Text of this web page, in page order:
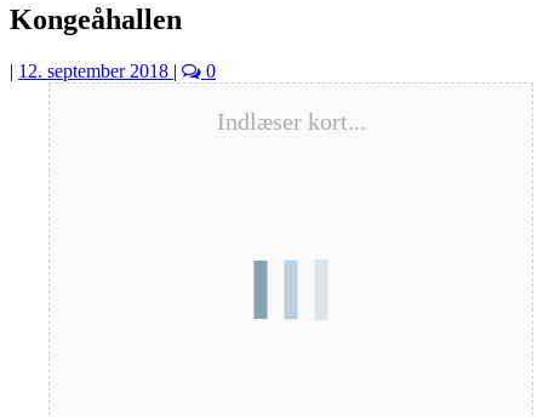
Kongeåhallen
| 12. september 2018 | 0
Indlæser kort...